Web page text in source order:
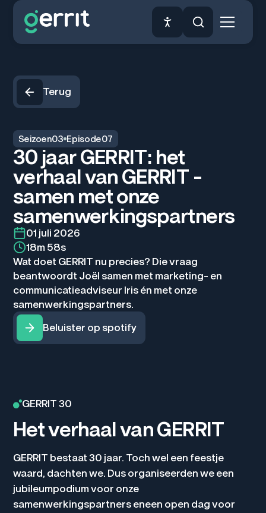
Terug
Seizoen03 Episode07
30 jaar GERRIT: het
verhaal van GERRIT -
samen met onze
samenwerkingspartners
01 juli 2026
18m 58s
Wat doet GERRIT nu precies? Die vraag
beantwoordt Joël samen met marketing- en
communicatieadviseur Iris én met onze
samenwerkingspartners.
Beluister op spotify
GERRIT 30
Het verhaal van GERRIT
GERRIT bestaat 30 jaar. Toch wel een feestje
waard, dachten we. Dus organiseerden we een
jubileumpodium voor onze
samenwerkingspartners eneen open dag voor